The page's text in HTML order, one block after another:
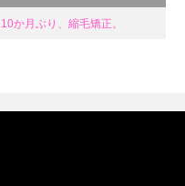
10か月ぶり、縮毛矯正。